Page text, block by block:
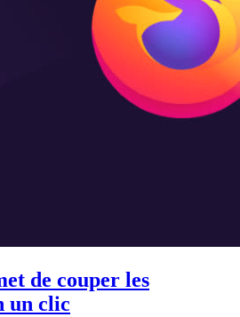
de couper les
un clic